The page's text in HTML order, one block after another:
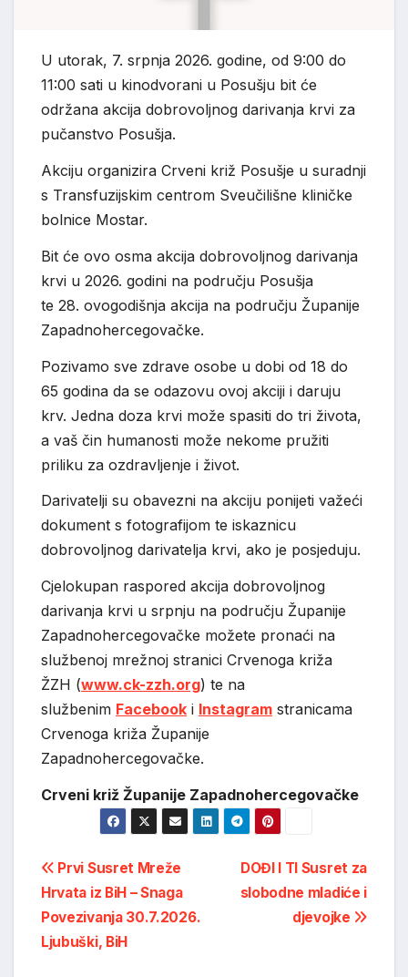
U utorak, 7. srpnja 2026. godine, od 9:00 do
11:00 sati u kinodvorani u Posušju bit će
održana akcija dobrovoljnog darivanja krvi za
pučanstvo Posušja.
Akciju organizira Crveni križ Posušje u suradnji
s Transfuzijskim centrom Sveučilišne kliničke
bolnice Mostar.
Bit će ovo osma akcija dobrovoljnog darivanja
krvi u 2026. godini na području Posušja
te 28. ovogodišnja akcija na području Županije
Zapadnohercegovačke.
Pozivamo sve zdrave osobe u dobi od 18 do
65 godina da se odazovu ovoj akciji i daruju
krv. Jedna doza krvi može spasiti do tri života,
a vaš čin humanosti može nekome pružiti
priliku za ozdravljenje i život.
Darivatelji su obavezni na akciju ponijeti važeći
dokument s fotografijom te iskaznicu
dobrovoljnog darivatelja krvi, ako je posjeduju.
Cjelokupan raspored akcija dobrovoljnog
darivanja krvi u srpnju na području Županije
Zapadnohercegovačke možete pronaći na
službenoj mrežnoj stranici Crvenoga križa
ŽZH (www.ck-zzh.org) te na
službenim Facebook i Instagram stranicama
Crvenoga križa Županije
Zapadnohercegovačke.
Crveni križ Županije Zapadnohercegovačke
Post
navigation
DOĐI I TI Susret za
slobodne mladiće i
djevojke
Prvi Susret Mreže
Hrvata iz BiH – Snaga
Povezivanja 30.7.2026.
Ljubuški, BiH